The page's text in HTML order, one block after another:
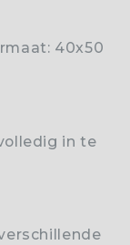
40x50
in te